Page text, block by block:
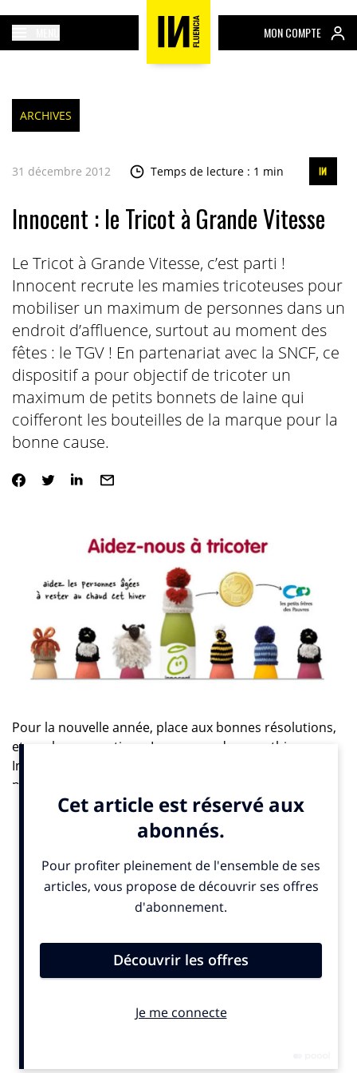
MON COMPTE
ARCHIVES
31 décembre 2012 Temps de lecture : 1 min
Innocent : le Tricot à Grande Vitesse
Le Tricot à Grande Vitesse, c’est parti !
Innocent recrute les mamies tricoteuses pour
mobiliser un maximum de personnes dans un
endroit d’affluence, surtout au moment des
fêtes : le TGV ! En partenariat avec la SNCF, ce
dispositif a pour objectif de tricoter un
maximum de petits bonnets de laine qui
coifferont les bouteilles de la marque pour la
bonne cause.
Pour la nouvelle année, place aux bonnes résolutions,
et aux bonnes actions. La marque de smoothies
Innocent a récemment mis à contribution les
passagers du TGV pour tricoter les petits bonnets en
laine destinés à habiller ses bouteilles pour l’hiver. Un
dispositif de solidarité déployé en partenariat avec la
SNCF, et destiné à reverser des fonds à l’association
Petits Frères des Pauvres.
Le principe : mobiliser un maximum de personnes
pour leur faire vivre un voyage hors du commun les
Ainsi, pour chaque bouteille achetée, coiffée d’un petit
bonnet de laine, vingt centimes d’euros seront
personnes âgées et familles démunies, exposées à la